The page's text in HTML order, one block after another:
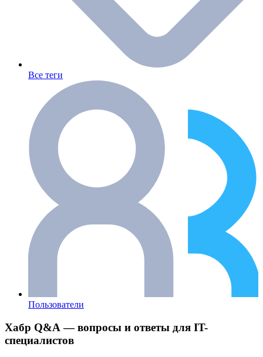
Все теги
Пользователи
Хабр Q&A — вопросы и ответы для IT-
специалистов